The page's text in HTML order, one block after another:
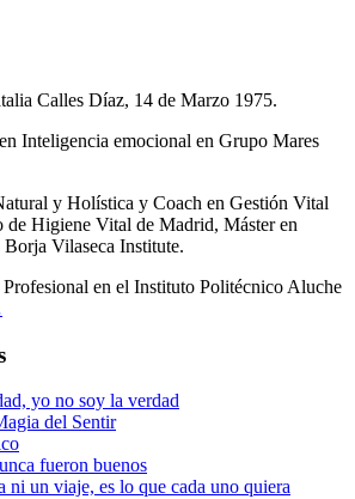
Calles Díaz, 14 de Marzo 1975.
Inteligencia emocional en Grupo Mares
y Holística y Coach en Gestión Vital
Higiene Vital de Madrid, Máster en
Vilaseca Institute.
en el Instituto Politécnico Aluche
yo no soy la verdad
del Sentir
fueron buenos
ni un viaje, es lo que cada uno quiera